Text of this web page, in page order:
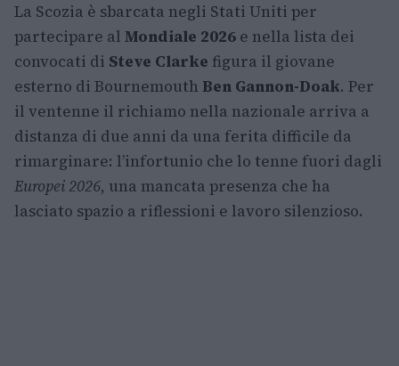
La Scozia è sbarcata negli Stati Uniti per
partecipare al Mondiale 2026 e nella lista dei
convocati di Steve Clarke figura il giovane
esterno di Bournemouth Ben Gannon-Doak. Per
il ventenne il richiamo nella nazionale arriva a
distanza di due anni da una ferita difficile da
rimarginare: l’infortunio che lo tenne fuori dagli
Europei 2026, una mancata presenza che ha
lasciato spazio a riflessioni e lavoro silenzioso.